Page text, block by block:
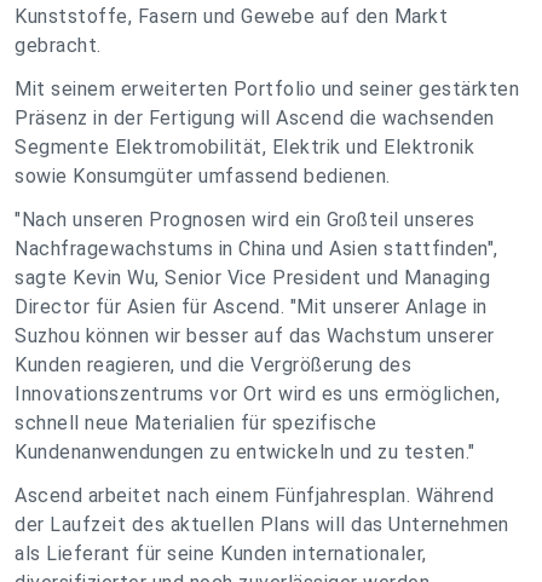
Kunststoffe, Fasern und Gewebe auf den Markt
gebracht.
Mit seinem erweiterten Portfolio und seiner gestärkten
Präsenz in der Fertigung will Ascend die wachsenden
Segmente Elektromobilität, Elektrik und Elektronik
sowie Konsumgüter umfassend bedienen.
"Nach unseren Prognosen wird ein Großteil unseres
Nachfragewachstums in China und Asien stattfinden",
sagte Kevin Wu, Senior Vice President und Managing
Director für Asien für Ascend. "Mit unserer Anlage in
Suzhou können wir besser auf das Wachstum unserer
Kunden reagieren, und die Vergrößerung des
Innovationszentrums vor Ort wird es uns ermöglichen,
schnell neue Materialien für spezifische
Kundenanwendungen zu entwickeln und zu testen."
Ascend arbeitet nach einem Fünfjahresplan. Während
der Laufzeit des aktuellen Plans will das Unternehmen
als Lieferant für seine Kunden internationaler,